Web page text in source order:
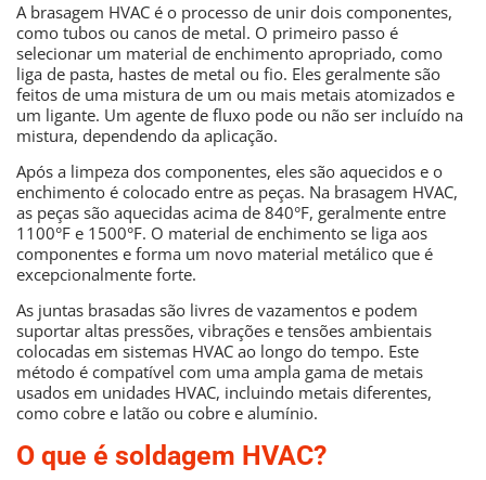
A brasagem HVAC é o processo de unir dois componentes,
como tubos ou canos de metal. O primeiro passo é
selecionar um material de enchimento apropriado, como
liga de pasta, hastes de metal ou fio. Eles geralmente são
feitos de uma mistura de um ou mais metais atomizados e
um ligante. Um agente de fluxo pode ou não ser incluído na
mistura, dependendo da aplicação.
Após a limpeza dos componentes, eles são aquecidos e o
enchimento é colocado entre as peças. Na brasagem HVAC,
as peças são aquecidas acima de 840°F, geralmente entre
1100°F e 1500°F. O material de enchimento se liga aos
componentes e forma um novo material metálico que é
excepcionalmente forte.
As juntas brasadas são livres de vazamentos e podem
suportar altas pressões, vibrações e tensões ambientais
colocadas em sistemas HVAC ao longo do tempo. Este
método é compatível com uma ampla gama de metais
usados ​​em unidades HVAC, incluindo metais diferentes,
como cobre e latão ou cobre e alumínio.
O que é soldagem HVAC?